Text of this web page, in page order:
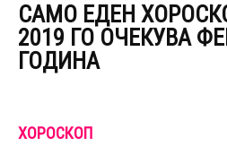
САМО ЕДЕН
2019 ГО ОЧЕКУВА
ГОДИНА
ХОРОСКОП